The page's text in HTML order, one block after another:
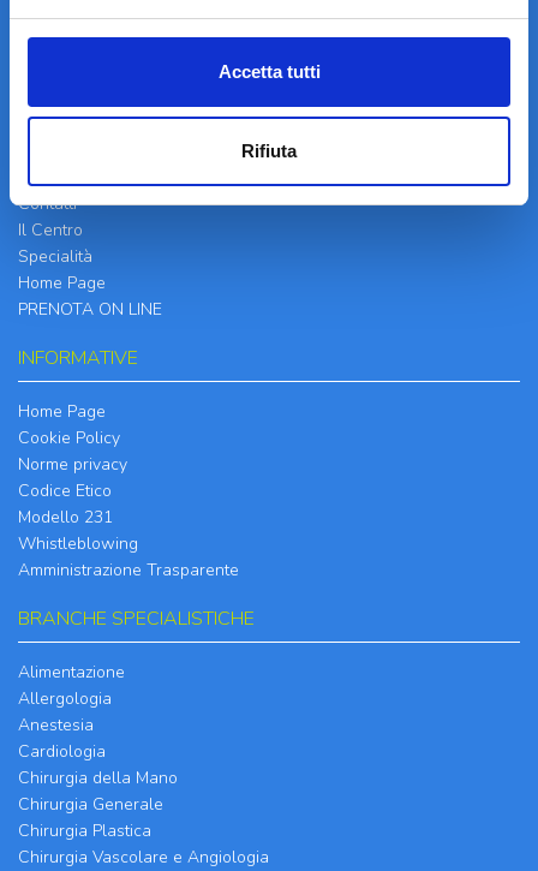
Accetta tutti
Rifiuta
LA STRUTTURA
Informazioni
Contatti
Il Centro
Specialità
Home Page
PRENOTA ON LINE
INFORMATIVE
Home Page
Cookie Policy
Norme privacy
Codice Etico
Modello 231
Whistleblowing
Amministrazione Trasparente
BRANCHE SPECIALISTICHE
Alimentazione
Allergologia
Anestesia
Cardiologia
Chirurgia della Mano
Chirurgia Generale
Chirurgia Plastica
Chirurgia Vascolare e Angiologia